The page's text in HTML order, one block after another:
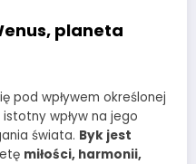
planeta
pod wpływem określonej
wpływ na jego
świata. Byk jest
miłości, harmonii,